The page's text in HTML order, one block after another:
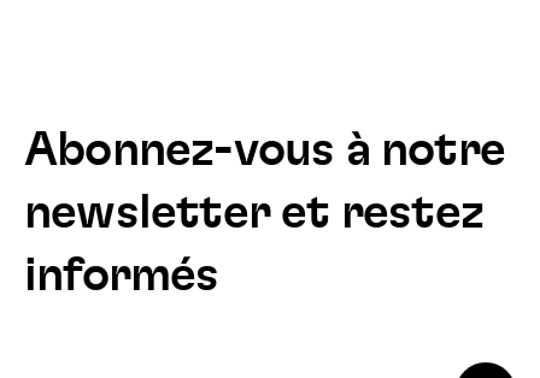
Abonnez-vous à notre
newsletter et restez
informés